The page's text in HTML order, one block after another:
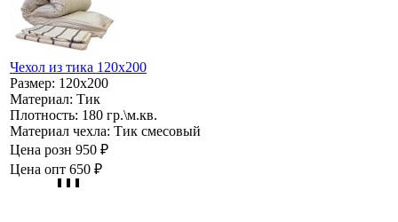
Чехол из тика 120х200
Размер: 120х200
Материал: Тик
Плотность: 180 гр.\м.кв.
Материал чехла: Тик смесовый
Цена розн 950 ₽
Цена опт 650 ₽